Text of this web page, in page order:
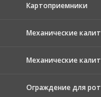
Картоприемники
Механические
Механические
Ограждение для